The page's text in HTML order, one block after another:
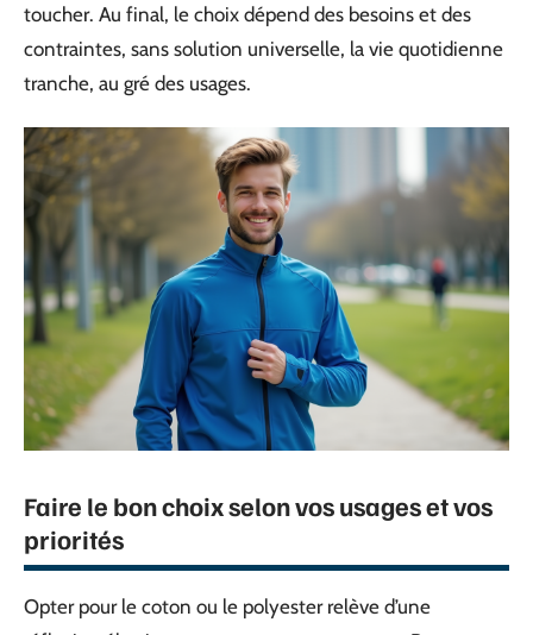
toucher. Au final, le choix dépend des besoins et des
contraintes, sans solution universelle, la vie quotidienne
tranche, au gré des usages.
Faire le bon choix selon vos usages et vos
priorités
Opter pour le coton ou le polyester relève d’une